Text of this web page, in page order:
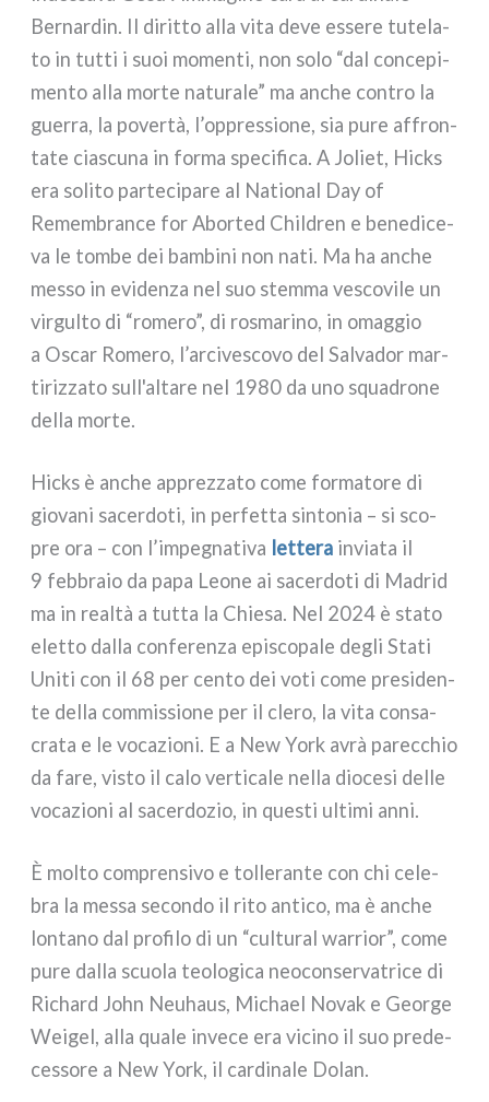
Bernardin. Il dirit­to alla vita deve esse­re tute­la­
to in tut­ti i suoi momen­ti, non solo “dal con­ce­pi­
men­to alla mor­te natu­ra­le” ma anche con­tro la
guer­ra, la pover­tà, l’oppressione, sia pure affron­
ta­te cia­scu­na in for­ma spe­ci­fi­ca. A Joliet, Hicks
era soli­to par­te­ci­pa­re al National Day of
Remembrance for Aborted Children e bene­di­ce­
va le tom­be dei bam­bi­ni non nati. Ma ha anche
mes­so in evi­den­za nel suo stem­ma vesco­vi­le un
vir­gul­to di “rome­ro”, di rosma­ri­no, in omag­gio
a Oscar Romero, l’arcivescovo del Salvador mar­
ti­riz­za­to sull'altare nel 1980 da uno squa­dro­ne
del­la mor­te.
Hicks è anche apprez­za­to come for­ma­to­re di
gio­va­ni sacer­do­ti, in per­fet­ta sin­to­nia – si sco­
pre ora – con l’impegnativa let­te­ra invia­ta il
9 feb­bra­io da papa Leone ai sacer­do­ti di Madrid
ma in real­tà a tut­ta la Chiesa. Nel 2024 è sta­to
elet­to dal­la con­fe­ren­za epi­sco­pa­le degli Stati
Uniti con il 68 per cen­to dei voti come pre­si­den­
te del­la com­mis­sio­ne per il cle­ro, la vita con­sa­
cra­ta e le voca­zio­ni. E a New York avrà parec­chio
da fare, visto il calo ver­ti­ca­le nel­la dio­ce­si del­le
voca­zio­ni al sacer­do­zio, in que­sti ulti­mi anni.
È mol­to com­pren­si­vo e tol­le­ran­te con chi cele­
bra la mes­sa secon­do il rito anti­co, ma è anche
lon­ta­no dal pro­fi­lo di un “cul­tu­ral war­rior”, come
pure dal­la scuo­la teo­lo­gi­ca neo­con­ser­va­tri­ce di
Richard John Neuhaus, Michael Novak e George
Weigel, alla qua­le inve­ce era vici­no il suo pre­de­
ces­so­re a New York, il car­di­na­le Dolan.